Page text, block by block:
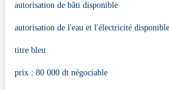
autorisation de bâti disponible
autorisation de l'eau et l'électricité disponible
titre bleu
prix : 80 000 dt négociable